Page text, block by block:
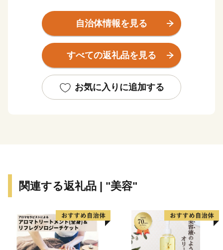
大扇状地である御勅使川扇状地やそれに続く低地では果
樹栽培が盛んに営まれ、春から秋にかけてたくさんのフ
ルーツが実ります。
南アルプスの大地で育まれたフルーツなど地域の特産品
税のお礼の品として地域の特産品等を贈呈しています。
皆様からの寄附金は、これからのよりよいまちづくりに
自治体情報を見る
すべての返礼品を見る
お気に入りに追加する
関連する返礼品 | "美容"